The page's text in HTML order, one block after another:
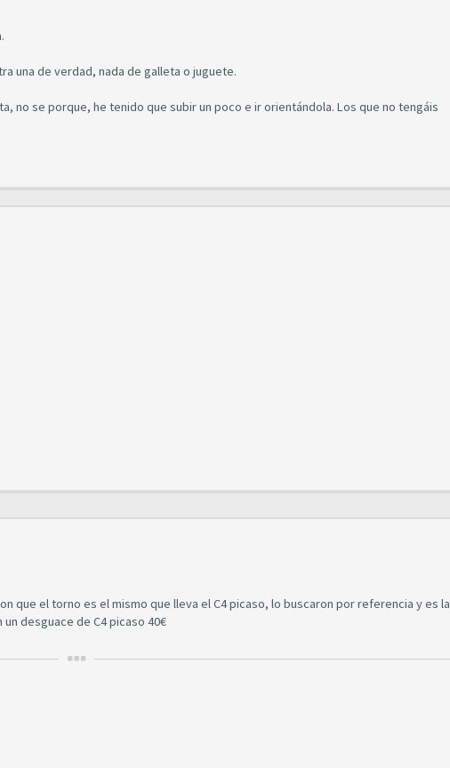
una de verdad, nada de galleta o juguete.
no se porque, he tenido que subir un poco e ir orientándola. Los que no tengáis
que el torno es el mismo que lleva el C4 picaso, lo buscaron por referencia y es la
desguace de C4 picaso 40€